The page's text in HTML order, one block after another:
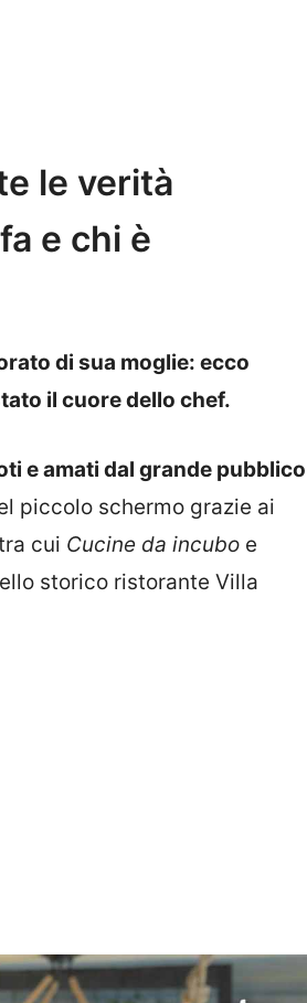
le verità
e chi è
di sua moglie: ecco
il cuore dello chef.
e amati dal grande pubblico
piccolo schermo grazie ai
cui Cucine da incubo e
storico ristorante Villa